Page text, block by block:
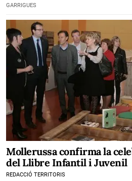
GARRIGUES
Mollerussa confirma la
del Llibre Infantil i Juvenil
REDACCIÓ TERRITORIS